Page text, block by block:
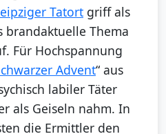
Tatort griff als
brandaktuelle Thema
Für Hochspannung
Advent“ aus
labiler Täter
als Geiseln nahm. In
die Ermittler den